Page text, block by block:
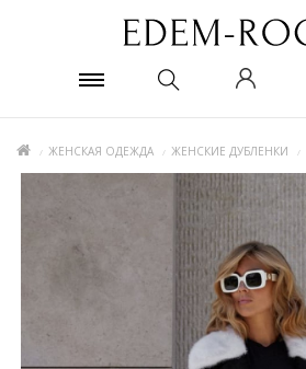
ЖЕНСКАЯ ОДЕЖДА ЖЕНСКИЕ ДУБЛЕНКИ